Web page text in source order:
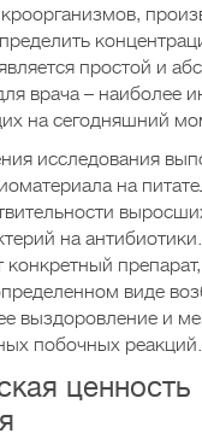
простой и
врача – наиболее
на сегодняшний
исследования
на
на
конкретный
виде
выздоровление и
побочных реакций.
ценность